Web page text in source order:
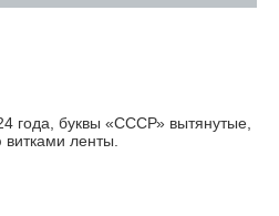
года, буквы «СССР» вытянутые,
ленты.